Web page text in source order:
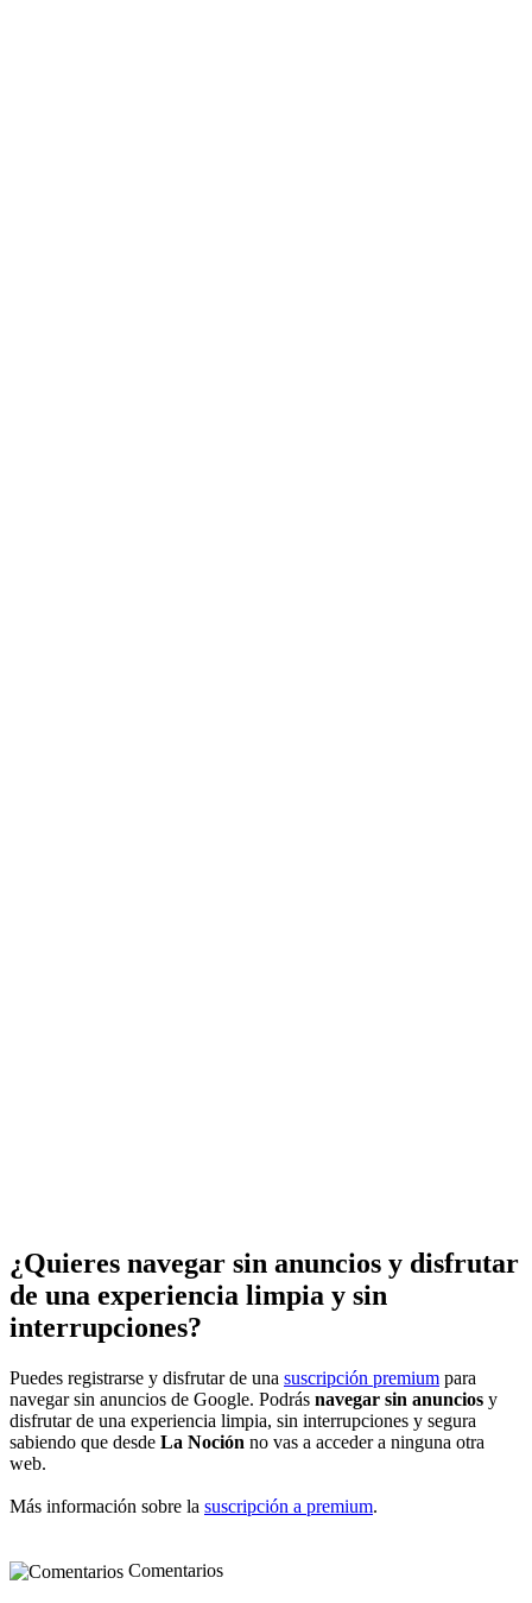
¿Quieres navegar sin anuncios y disfrutar
de una experiencia limpia y sin
interrupciones?
Puedes registrarse y disfrutar de una suscripción premium para
navegar sin anuncios de Google. Podrás navegar sin anuncios y
disfrutar de una experiencia limpia, sin interrupciones y segura
sabiendo que desde La Noción no vas a acceder a ninguna otra
web.
Más información sobre la suscripción a premium.
Comentarios